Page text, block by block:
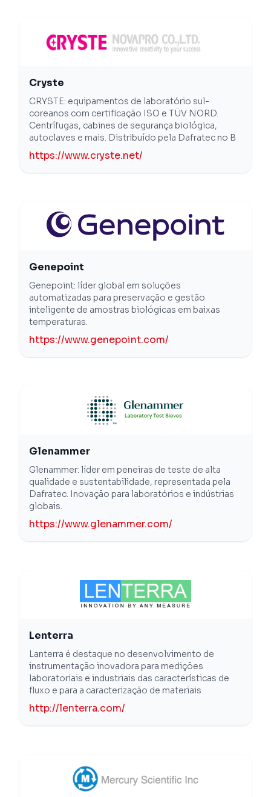
Cryste
CRYSTE: equipamentos de laboratório sul-
coreanos com certificação ISO e TÜV NORD.
Centrífugas, cabines de segurança biológica,
autoclaves e mais. Distribuído pela Dafratec no B
https://www.cryste.net/
Genepoint
Genepoint: líder global em soluções
automatizadas para preservação e gestão
inteligente de amostras biológicas em baixas
temperaturas.
https://www.genepoint.com/
Glenammer
Glenammer: líder em peneiras de teste de alta
qualidade e sustentabilidade, representada pela
Dafratec. Inovação para laboratórios e indústrias
globais.
https://www.glenammer.com/
Lenterra
Lanterra é destaque no desenvolvimento de
instrumentação inovadora para medições
laboratoriais e industriais das características de
fluxo e para a caracterização de materiais
http://lenterra.com/